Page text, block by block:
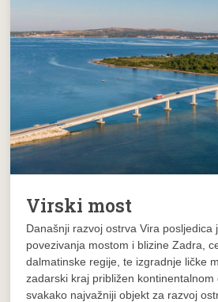
Virski most
Današnji razvoj ostrva Vira posljedica
povezivanja mostom i blizine Zadra,
dalmatinske regije, te izgradnje ličke
zadarski kraj približen kontinentalnom
svakako najvažniji objekt za razvoj